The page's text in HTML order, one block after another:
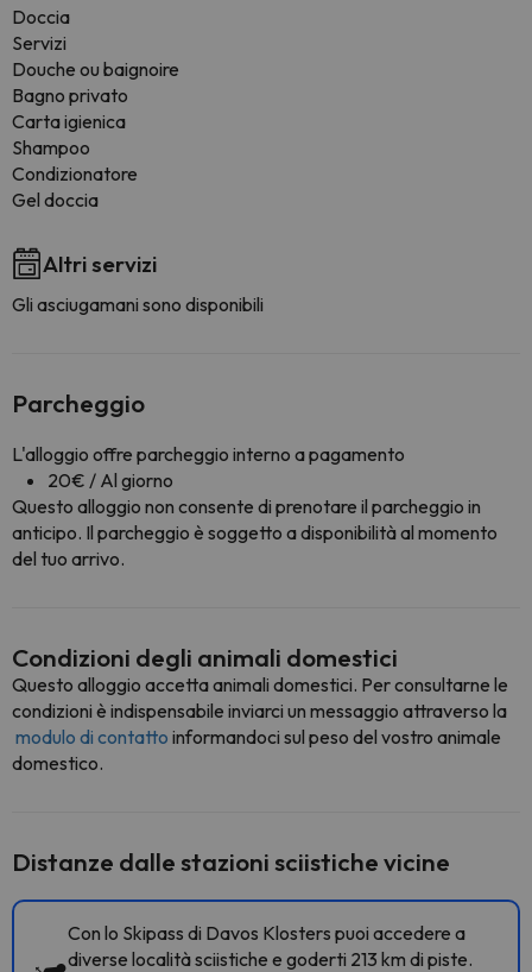
Doccia
Servizi
Douche ou baignoire
Bagno privato
Carta igienica
Shampoo
Condizionatore
Gel doccia
Altri servizi
Gli asciugamani sono disponibili
Parcheggio
L'alloggio offre parcheggio interno a pagamento
20€ / Al giorno
Questo alloggio non consente di prenotare il parcheggio in
anticipo. Il parcheggio è soggetto a disponibilità al momento
del tuo arrivo.
Condizioni degli animali domestici
Questo alloggio accetta animali domestici. Per consultarne le
condizioni è indispensabile inviarci un messaggio attraverso la
modulo di contatto informandoci sul peso del vostro animale
domestico.
Distanze dalle stazioni sciistiche vicine
Con lo Skipass di Davos Klosters puoi accedere a
diverse località sciistiche e goderti 213 km di piste.